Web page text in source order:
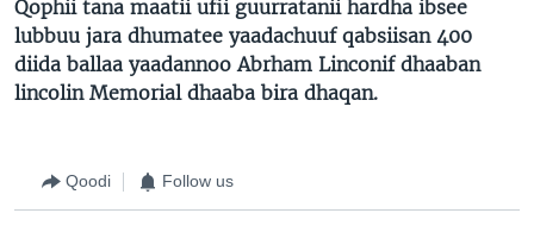
Qophii tana maatii ufii guurratanii hardha ibsee
lubbuu jara dhumatee yaadachuuf qabsiisan 400
diida ballaa yaadannoo Abrham Linconif dhaaban
lincolin Memorial dhaaba bira dhaqan.
Qoodi Follow us